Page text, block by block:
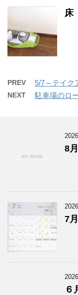
床
PREV 5/7～テイク
NEXT 駐車場のロ
8
7
６